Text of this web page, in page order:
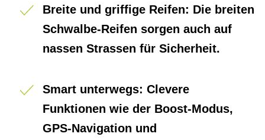
Breite und griffige Reifen: Die breiten
Schwalbe-Reifen sorgen auch auf
nassen Strassen für Sicherheit.
Smart unterwegs: Clevere
Funktionen wie der Boost-Modus,
GPS-Navigation und